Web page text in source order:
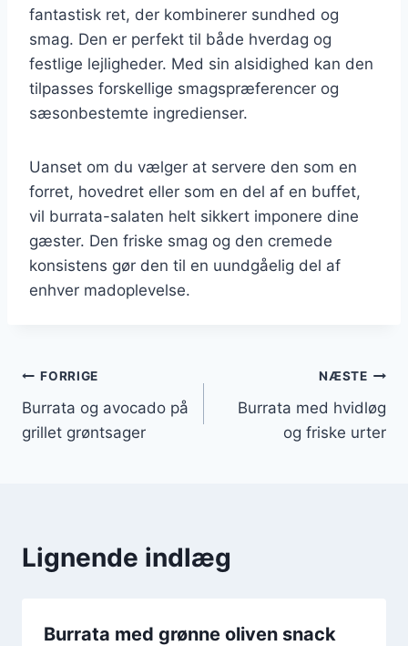
fantastisk ret, der kombinerer sundhed og
smag. Den er perfekt til både hverdag og
festlige lejligheder. Med sin alsidighed kan den
tilpasses forskellige smagspræferencer og
sæsonbestemte ingredienser.
Uanset om du vælger at servere den som en
forret, hovedret eller som en del af en buffet,
vil burrata-salaten helt sikkert imponere dine
gæster. Den friske smag og den cremede
konsistens gør den til en uundgåelig del af
enhver madoplevelse.
Indlægsnavigation
FORRIGE
Burrata og avocado på
grillet grøntsager
NÆSTE
Burrata med hvidløg
og friske urter
Lignende indlæg
Burrata med grønne oliven snack